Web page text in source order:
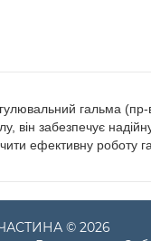
гальма
він забезпечує
ефективну роботу
© 2026